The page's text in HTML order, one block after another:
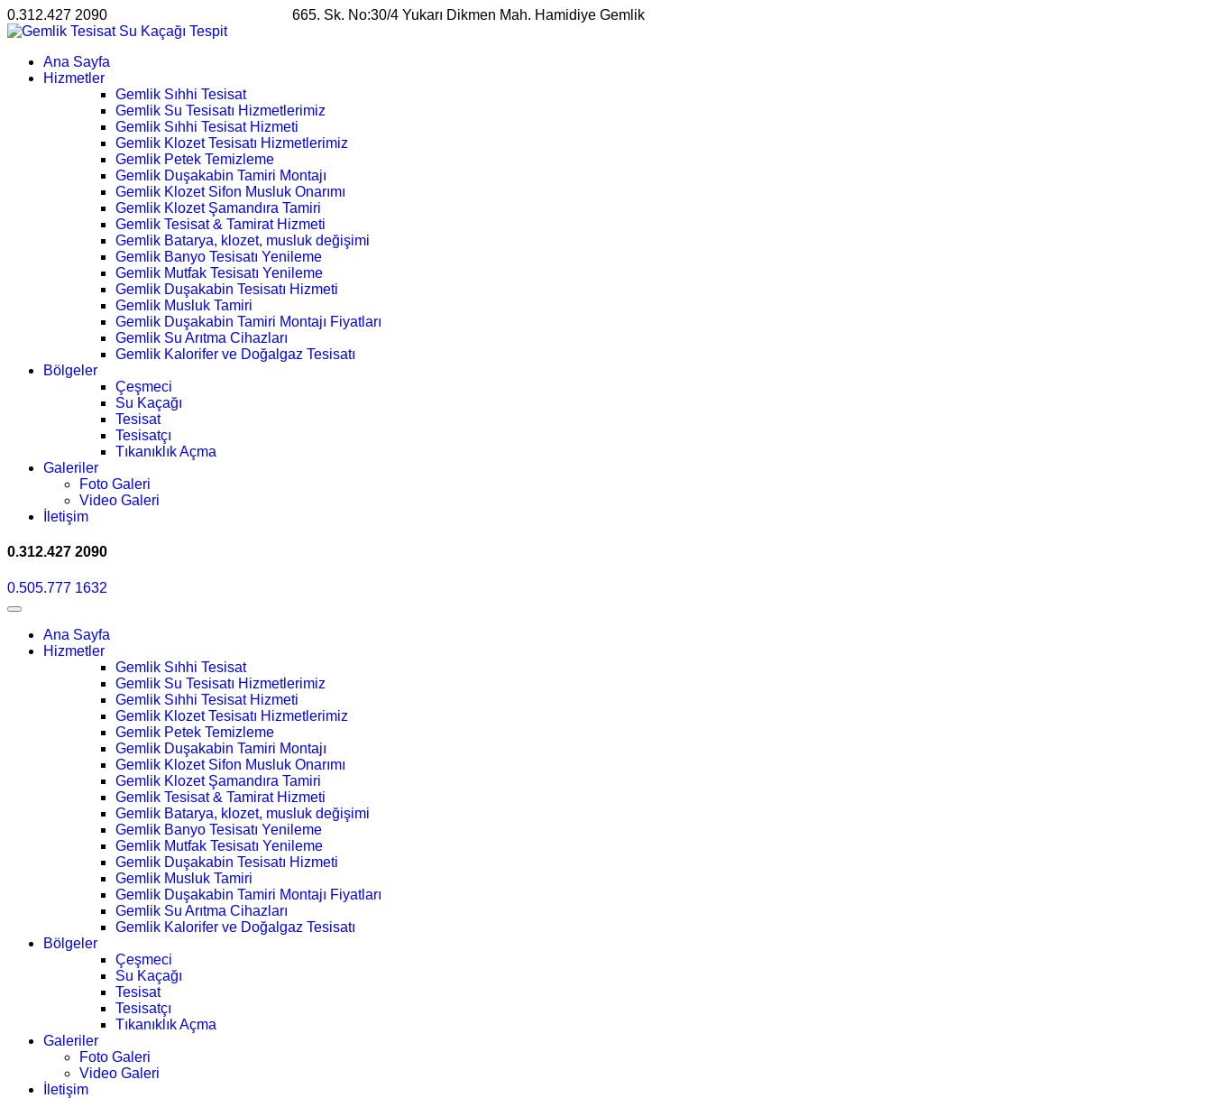
0.312.427 2090 665. Sk. No:30/4 Yukarı Dikmen Mah. Hamidiye Gemlik
Ana Sayfa
Hizmetler
Gemlik Sıhhi Tesisat
Gemlik Su Tesisatı Hizmetlerimiz
Gemlik Sıhhi Tesisat Hizmeti
Gemlik Klozet Tesisatı Hizmetlerimiz
Gemlik Petek Temizleme
Gemlik Duşakabin Tamiri Montajı
Gemlik Klozet Sifon Musluk Onarımı
Gemlik Klozet Şamandıra Tamiri
Gemlik Tesisat & Tamirat Hizmeti
Gemlik Batarya, klozet, musluk değişimi
Gemlik Banyo Tesisatı Yenileme
Gemlik Mutfak Tesisatı Yenileme
Gemlik Duşakabin Tesisatı Hizmeti
Gemlik Musluk Tamiri
Gemlik Duşakabin Tamiri Montajı Fiyatları
Gemlik Su Arıtma Cihazları
Gemlik Kalorifer ve Doğalgaz Tesisatı
Bölgeler
Çeşmeci
Su Kaçağı
Tesisat
Tesisatçı
Tıkanıklık Açma
Galeriler
Foto Galeri
Video Galeri
İletişim
0.312.427 2090
0.505.777 1632
Ana Sayfa
Hizmetler
Gemlik Sıhhi Tesisat
Gemlik Su Tesisatı Hizmetlerimiz
Gemlik Sıhhi Tesisat Hizmeti
Gemlik Klozet Tesisatı Hizmetlerimiz
Gemlik Petek Temizleme
Gemlik Duşakabin Tamiri Montajı
Gemlik Klozet Sifon Musluk Onarımı
Gemlik Klozet Şamandıra Tamiri
Gemlik Tesisat & Tamirat Hizmeti
Gemlik Batarya, klozet, musluk değişimi
Gemlik Banyo Tesisatı Yenileme
Gemlik Mutfak Tesisatı Yenileme
Gemlik Duşakabin Tesisatı Hizmeti
Gemlik Musluk Tamiri
Gemlik Duşakabin Tamiri Montajı Fiyatları
Gemlik Su Arıtma Cihazları
Gemlik Kalorifer ve Doğalgaz Tesisatı
Bölgeler
Çeşmeci
Su Kaçağı
Tesisat
Tesisatçı
Tıkanıklık Açma
Galeriler
Foto Galeri
Video Galeri
İletişim